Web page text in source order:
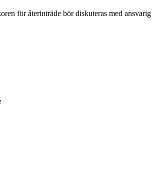
för återinträde bör diskuteras med ansvarig